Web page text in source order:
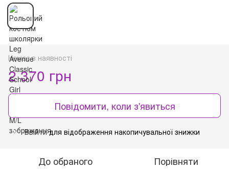
Немає в наявності
2 370 грн
Повідомити, коли з'явиться
% Ввійтидля відображення накопичувальної знижки
До обраного Порівняти